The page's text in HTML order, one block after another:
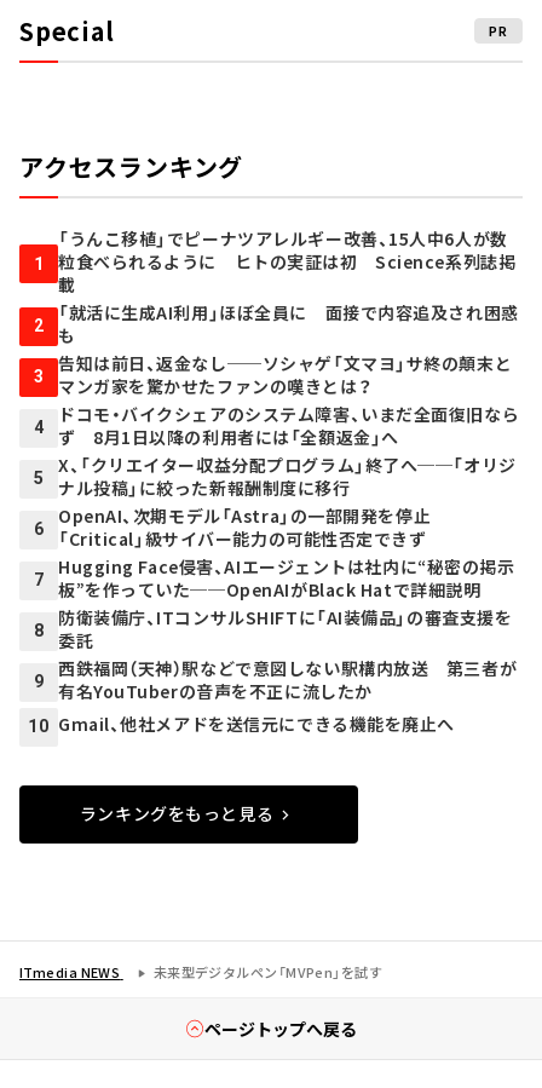
Special PR
アクセスランキング
1
「うんこ移植」でピーナツアレルギー改善、15人中6人が数
粒食べられるように ヒトの実証は初 Science系列誌掲
載
2
「就活に生成AI利用」ほぼ全員に 面接で内容追及され困惑
も
3
告知は前日、返金なし──ソシャゲ「文マヨ」サ終の顛末と
マンガ家を驚かせたファンの嘆きとは？
4
ドコモ・バイクシェアのシステム障害、いまだ全面復旧なら
ず 8月1日以降の利用者には「全額返金」へ
5
X、「クリエイター収益分配プログラム」終了へ──「オリジ
ナル投稿」に絞った新報酬制度に移行
6
OpenAI、次期モデル「Astra」の一部開発を停止
「Critical」級サイバー能力の可能性否定できず
7
Hugging Face侵害、AIエージェントは社内に“秘密の掲示
板”を作っていた──OpenAIがBlack Hatで詳細説明
8
防衛装備庁、ITコンサルSHIFTに「AI装備品」の審査支援を
委託
9
西鉄福岡（天神）駅などで意図しない駅構内放送 第三者が
有名YouTuberの音声を不正に流したか
10 Gmail、他社メアドを送信元にできる機能を廃止へ
ランキングをもっと見る
ITmedia NEWS 未来型デジタルペン「MVPen」を試す
ページトップへ戻る